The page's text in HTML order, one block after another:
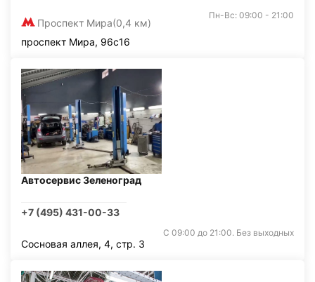
Проспект Мира(0,4 км)
Пн-Вс: 09:00 - 21:00
проспект Мира, 96с16
Автосервис Зеленоград
+7 (495) 431-00-33
С 09:00 до 21:00. Без выходных
Сосновая аллея, 4, стр. 3